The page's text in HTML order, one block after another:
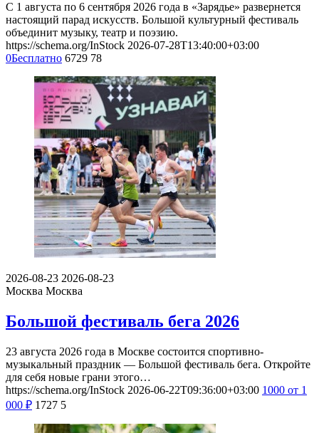
С 1 августа по 6 сентября 2026 года в «Зарядье» развернется
настоящий парад искусств. Большой культурный фестиваль
объединит музыку, театр и поэзию.
https://schema.org/InStock 2026-07-28T13:40:00+03:00
0Бесплатно 6729 78
2026-08-23 2026-08-23
Москва Москва
Большой фестиваль бега 2026
23 августа 2026 года в Москве состоится спортивно-
музыкальный праздник — Большой фестиваль бега. Откройте
для себя новые грани этого…
https://schema.org/InStock 2026-06-22T09:36:00+03:00 1000 от 1
000 ₽ 1727 5